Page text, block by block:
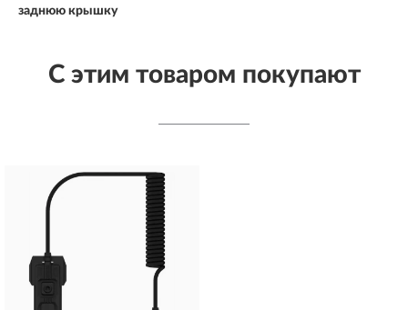
заднюю крышку
С этим товаром покупают